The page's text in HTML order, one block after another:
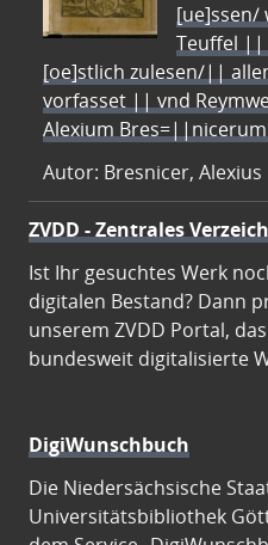
[ue]ssen/
Teuffel ||
[oe]stlich zulesen/||
vorfasset || vnd
Alexium
Autor: Bresnicer, Alexius
ZVDD - Zentrales
Ist Ihr gesuchtes Werk
digitalen Bestand? Dann
unserem ZVDD Portal,
bundesweit digitalisierte
DigiWunschbuch
Die Niedersächsische
Universitätsbibliothek